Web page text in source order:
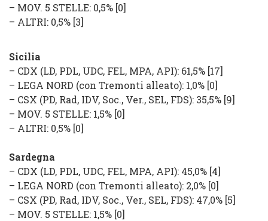
– MOV. 5 STELLE: 0,5% [0]
– ALTRI: 0,5% [3]
Sicilia
– CDX (LD, PDL, UDC, FEL, MPA, API): 61,5% [17]
– LEGA NORD (con Tremonti alleato): 1,0% [0]
– CSX (PD, Rad, IDV, Soc., Ver., SEL, FDS): 35,5% [9]
– MOV. 5 STELLE: 1,5% [0]
– ALTRI: 0,5% [0]
Sardegna
– CDX (LD, PDL, UDC, FEL, MPA, API): 45,0% [4]
– LEGA NORD (con Tremonti alleato): 2,0% [0]
– CSX (PD, Rad, IDV, Soc., Ver., SEL, FDS): 47,0% [5]
– MOV. 5 STELLE: 1,5% [0]